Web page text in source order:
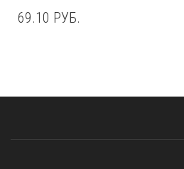
69.10 РУБ.